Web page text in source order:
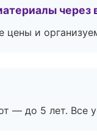
через
и
— до 5 лет. Все